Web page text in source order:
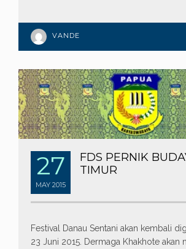
VANDE
27
MAY 2015
FDS PERNIK
TIMUR
Festival Danau Sentani akan kembali
23 Juni 2015. Dermaga Khakhote akan